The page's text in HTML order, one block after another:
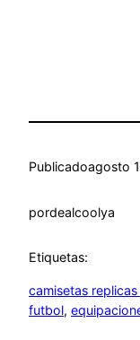
Publicadoagosto
pordealcoolya
Etiquetas:
camisetas
futbol,